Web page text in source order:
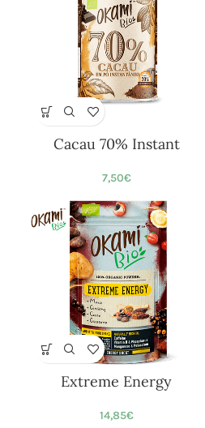
Cacau 70% Instant
7,50€
Extreme Energy
14,85€